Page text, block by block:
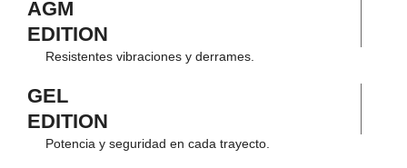
AGM
EDITION
Resistentes vibraciones y derrames.
GEL
EDITION
Potencia y seguridad en cada trayecto.